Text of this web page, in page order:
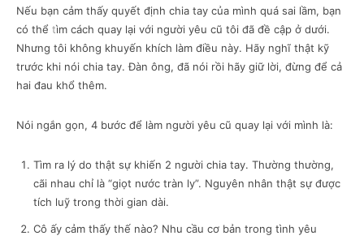
Nếu bạn cảm thấy quyết định chia tay của mình quá sai lầm, bạn
có thể tìm cách quay lại với người yêu cũ tôi đã đề cập ở dưới.
Nhưng tôi không khuyến khích làm điều này. Hãy nghĩ thật kỹ
trước khi nói chia tay. Đàn ông, đã nói rồi hãy giữ lời, đừng để cả
hai đau khổ thêm.
Nói ngắn gọn, 4 bước để làm người yêu cũ quay lại với mình là:
Tìm ra lý do thật sự khiến 2 người chia tay. Thường thường,
cãi nhau chỉ là “giọt nước tràn ly”. Nguyên nhân thật sự được
tích luỹ trong thời gian dài.
Cô ấy cảm thấy thế nào? Nhu cầu cơ bản trong tình yêu